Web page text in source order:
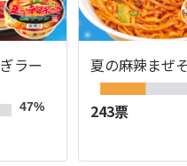
ラー
47%
夏の麻辣まぜ
243票